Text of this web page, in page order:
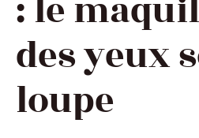
: le
des yeux
loupe